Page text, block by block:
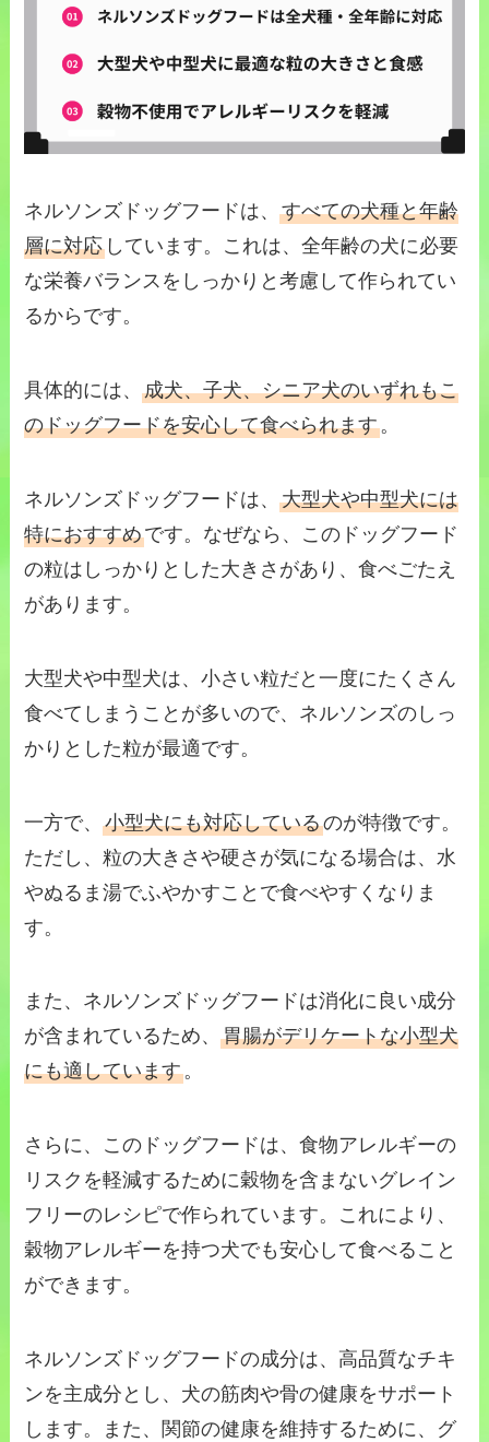
ネルソンズドッグフードは、すべての犬種と年齢
層に対応 しています。これは、全年齢の犬に必要
な栄養バランスをしっかりと考慮して作られてい
るからです。
具体的には、成犬、子犬、シニア犬のいずれもこ
のドッグフードを安心して食べられます。
ネルソンズドッグフードは、大型犬や中型犬には
特におすすめです。なぜなら、このドッグフード
の粒はしっかりとした大きさがあり、食べごたえ
があります。
大型犬や中型犬は、小さい粒だと一度にたくさん
食べてしまうことが多いので、ネルソンズのしっ
かりとした粒が最適です。
一方で、小型犬にも対応しているのが特徴です。
ただし、粒の大きさや硬さが気になる場合は、水
やぬるま湯でふやかすことで食べやすくなりま
す。
また、ネルソンズドッグフードは消化に良い成分
が含まれているため、胃腸がデリケートな小型犬
にも適しています。
さらに、このドッグフードは、食物アレルギーの
リスクを軽減するために穀物を含まないグレイン
フリーのレシピで作られています。これにより、
穀物アレルギーを持つ犬でも安心して食べること
ができます。
ネルソンズドッグフードの成分は、高品質なチキ
ンを主成分とし、犬の筋肉や骨の健康をサポート
します。また、関節の健康を維持するために、グ